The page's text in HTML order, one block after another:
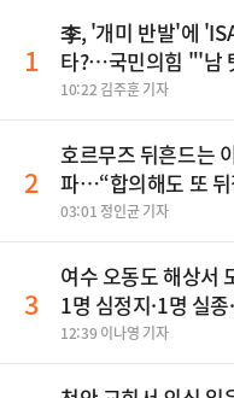
1
李, '개미 반발'에
타?…국민의힘 "'남
10:22 김주훈 기자
2
호르무즈 뒤흔드는
파…“합의해도 또
03:01 정인균 기자
3
여수 오동도 해상서
1명 심정지·1명 실
12:39 이나영 기자